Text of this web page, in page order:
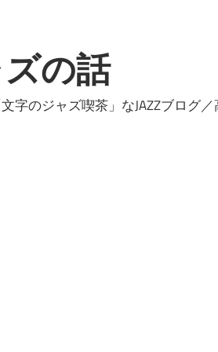
の話
字のジャズ喫茶」なJAZZブログ